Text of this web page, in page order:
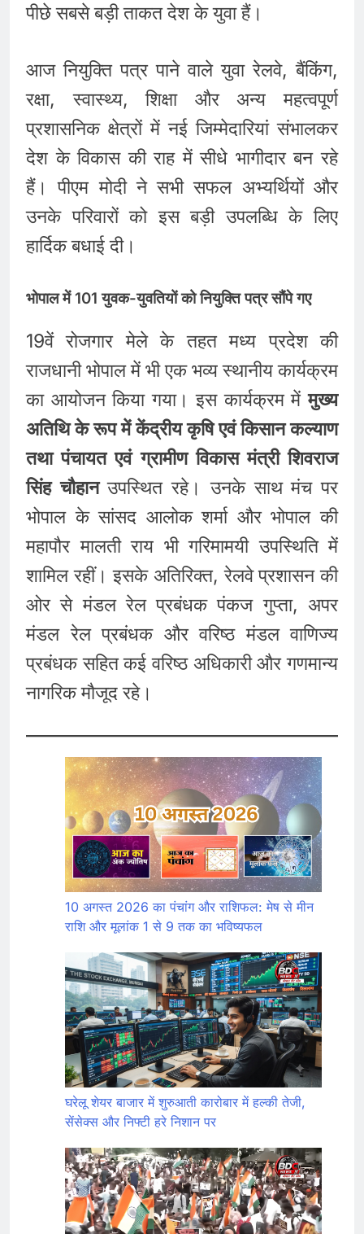
पीछे सबसे बड़ी ताकत देश के युवा हैं।
आज नियुक्ति पत्र पाने वाले युवा रेलवे, बैंकिंग,
रक्षा, स्वास्थ्य, शिक्षा और अन्य महत्वपूर्ण
प्रशासनिक क्षेत्रों में नई जिम्मेदारियां संभालकर
देश के विकास की राह में सीधे भागीदार बन रहे
हैं। पीएम मोदी ने सभी सफल अभ्यर्थियों और
उनके परिवारों को इस बड़ी उपलब्धि के लिए
हार्दिक बधाई दी।
भोपाल में 101 युवक-युवतियों को नियुक्ति पत्र सौंपे गए
19वें रोजगार मेले के तहत मध्य प्रदेश की
राजधानी भोपाल में भी एक भव्य स्थानीय कार्यक्रम
का आयोजन किया गया। इस कार्यक्रम मेंमुख्य
अतिथि के रूप में केंद्रीय कृषि एवं किसान कल्याण
तथा पंचायत एवं ग्रामीण विकास मंत्री शिवराज
सिंह चौहानउपस्थित रहे। उनके साथ मंच पर
भोपाल के सांसद आलोक शर्मा और भोपाल की
महापौर मालती राय भी गरिमामयी उपस्थिति में
शामिल रहीं। इसके अतिरिक्त, रेलवे प्रशासन की
ओर से मंडल रेल प्रबंधक पंकज गुप्ता, अपर
मंडल रेल प्रबंधक और वरिष्ठ मंडल वाणिज्य
प्रबंधक सहित कई वरिष्ठ अधिकारी और गणमान्य
नागरिक मौजूद रहे।
10 अगस्त 2026 का पंचांग और राशिफल: मेष से मीन
राशि और मूलांक 1 से 9 तक का भविष्यफल
घरेलू शेयर बाजार में शुरुआती कारोबार में हल्की तेजी,
सेंसेक्स और निफ्टी हरे निशान पर